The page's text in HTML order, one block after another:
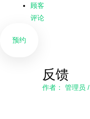
顾客
评论
预约
反馈
作者： 管理员/